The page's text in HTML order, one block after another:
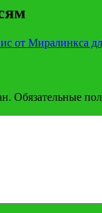
от Миралинкса
Обязательные